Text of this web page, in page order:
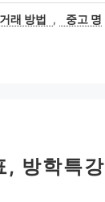
래 방법 ,
중고 명
, 방학특강